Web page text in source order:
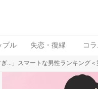
プル 失恋・復縁 コ
...」スマートな男性ランキング